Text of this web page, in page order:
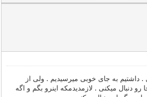
به جای خوبی میرسیدیم . ولی از
رو دنبال میکنی . لازمدیدمکه اینرو بگم و اگه